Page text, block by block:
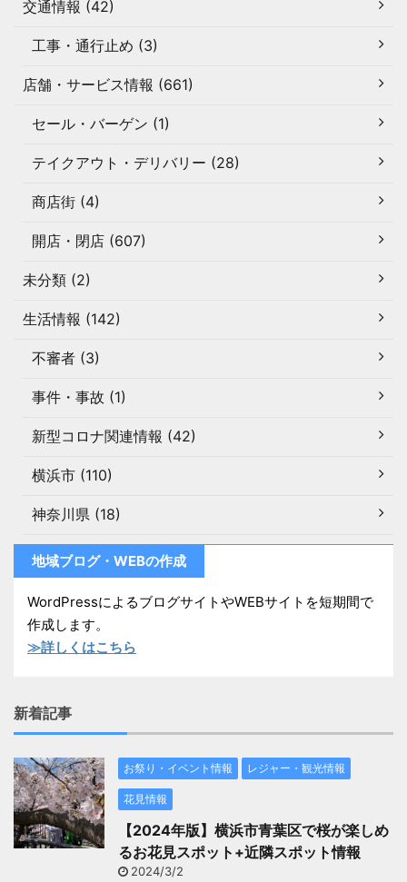
交通情報 (42)
工事・通行止め (3)
店舗・サービス情報 (661)
セール・バーゲン (1)
テイクアウト・デリバリー (28)
商店街 (4)
開店・閉店 (607)
未分類 (2)
生活情報 (142)
不審者 (3)
事件・事故 (1)
新型コロナ関連情報 (42)
横浜市 (110)
神奈川県 (18)
地域ブログ・WEBの作成
WordPressによるブログサイトやWEBサイトを短期間で
作成します。
≫詳しくはこちら
新着記事
お祭り・イベント情報 レジャー・観光情報
花見情報
【2024年版】横浜市青葉区で桜が楽しめ
るお花見スポット+近隣スポット情報
2024/3/2